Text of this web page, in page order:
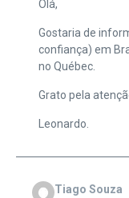
Olá,
Gostaria de
confiança) em
no Québec.
Grato pela
Leonardo.
Tiago Souza